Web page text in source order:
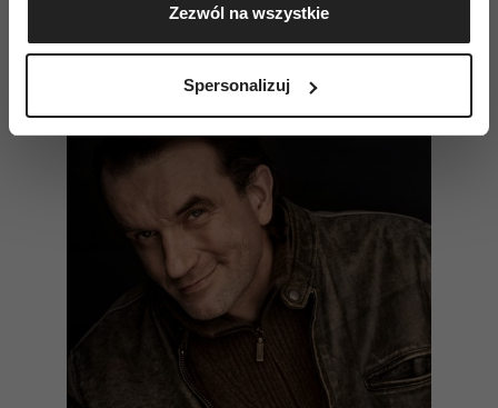
geograficznej z dokładnością nawet do kilku metrów
Identyfikować Twoje urządzenie, aktywnie
(fingerprinting, czyli wirtualny odcisk palca)
dane są przetwarzane oraz ustaw własne preferencje w
sekcji szczegółów
. W Deklaracji plików cookie możesz
zmienić lub wycofać swoją zgodę w dowolnej chwili.
Wykorzystujemy pliki cookie do spersonalizowania treści
i reklam, aby oferować funkcje społecznościowe i
analizować ruch w naszej witrynie. Informacje o tym, jak
korzystasz z naszej witryny, udostępniamy partnerom
społecznościowym, reklamowym i analitycznym.
Partnerzy mogą połączyć te informacje z innymi danymi
Zezwól na wszystkie
Spersonalizuj
Czytaj także